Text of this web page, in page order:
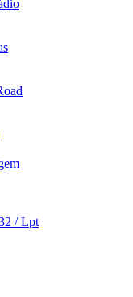
/ Lpt